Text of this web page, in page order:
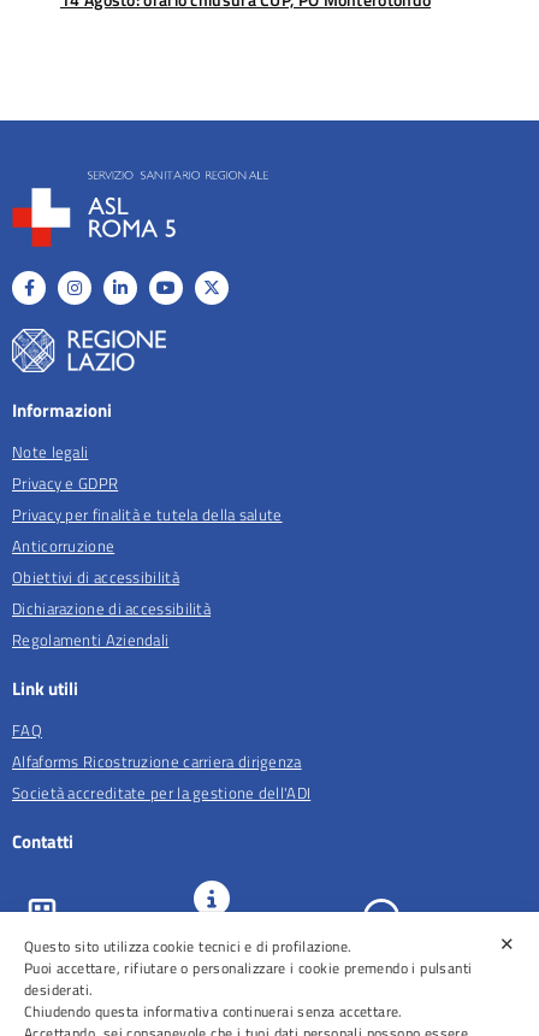
Informazioni
Note legali
Privacy e GDPR
Privacy per finalità e tutela della salute
Anticorruzione
Obiettivi di accessibilità
Dichiarazione di accessibilità
Regolamenti Aziendali
Link utili
FAQ
Alfaforms Ricostruzione carriera dirigenza
Società accreditate per la gestione dell'ADI
Contatti
ASL Roma 5
URP e
Comunicazione
Prenotazioni
✕
Questo sito utilizza cookie tecnici e di profilazione.
Puoi accettare, rifiutare o personalizzare i cookie premendo i pulsanti
desiderati.
Chiudendo questa informativa continuerai senza accettare.